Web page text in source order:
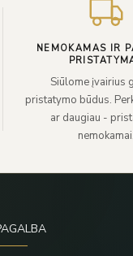
NEMOKAMAS IR
Siūlome įvairius
pristatymo būdus.
ar daugiau -
nemokamai.